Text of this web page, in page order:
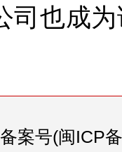
司也成
案号(闽ICP